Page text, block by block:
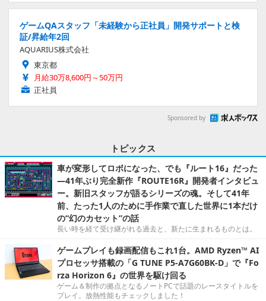
ゲームQAスタッフ「未経験から正社員」開発サポートと検
証/昇給年2回
AQUARIUS株式会社
東京都
月給30万8,600円～50万円
正社員
Sponsored by
トピックス
車が変形してロボになった、でも『ルート16』だった
―41年ぶり完全新作『ROUTE16R』開発者インタビュ
ー。新旧スタッフが語るシリーズの魂。そして41年
前、たった1人のために手作業で直した世界に1本だけ
の“幻のカセット”の話
長い時を経て受け継がれる過去と、新たに生まれるものとは。
ゲームプレイも録画配信もこれ1台。AMD Ryzen™ AI
プロセッサ搭載の「G TUNE P5-A7G60BK-D」で『Fo
rza Horizon 6』の世界を駆け回る
ゲーム＆制作の拠点となるノートPCで話題のレースタイトルを
プレイ。放熱性能もチェックしました！